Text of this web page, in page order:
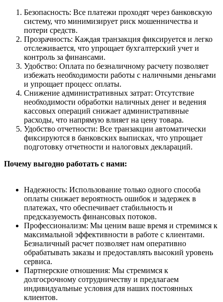
Безопасность: Все платежи проходят через банковскую
систему, что минимизирует риск мошенничества и
потери средств.
Прозрачность: Каждая транзакция фиксируется и легко
отслеживается, что упрощает бухгалтерский учет и
контроль за финансами.
Удобство: Оплата по безналичному расчету позволяет
избежать необходимости работы с наличными деньгами
и упрощает процесс оплаты.
Снижение административных затрат: Отсутствие
необходимости обработки наличных денег и ведения
кассовых операций снижает административные
расходы, что напрямую влияет на цену товара.
Удобство отчетности: Все транзакции автоматически
фиксируются в банковских выписках, что упрощает
подготовку отчетности и налоговых деклараций.
Почему выгодно работать с нами:
Надежность: Использование только одного способа
оплаты снижает вероятность ошибок и задержек в
платежах, что обеспечивает стабильность и
предсказуемость финансовых потоков.
Профессионализм: Мы ценим ваше время и стремимся к
максимальной эффективности в работе с клиентами.
Безналичный расчет позволяет нам оперативно
обрабатывать заказы и предоставлять высокий уровень
сервиса.
Партнерские отношения: Мы стремимся к
долгосрочному сотрудничеству и предлагаем
индивидуальные условия для наших постоянных
клиентов.